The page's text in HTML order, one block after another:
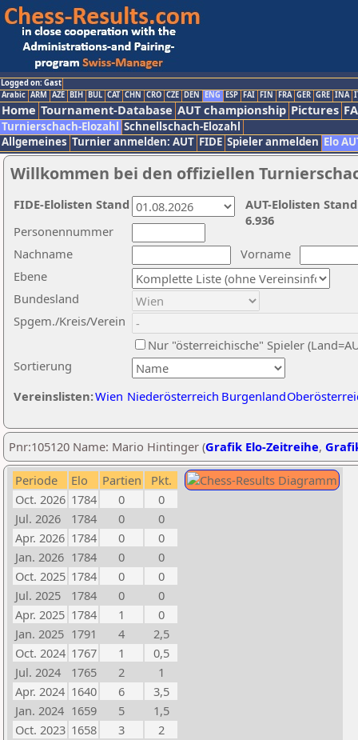
Logged on: Gast
Arabic ARM AZE BIH BUL CAT CHN CRO CZE DEN ENG ESP FAI FIN FRA GER GRE INA
Home Tournament-Database AUT championship Pictures
Turnierschach-Elozahl Schnellschach-Elozahl
Allgemeines Turnier anmelden: AUT FIDE Spieler anmelden Elo
Willkommen bei den offiziellen
Nachname
Vorname
Ebene
Sortierung
Personennummer
Bundesland
Spgem./Kreis/Verein
Nur "österreichische" Spieler
Vereinslisten:Wien Niederösterreich Burgenland
AUT-Elolisten
6.936
FIDE-Elolisten Stand
Pnr:105120 Name: Mario Hintinger (Grafik Elo-Zeitreihe,
Periode Elo Partien
Pkt.
Oct. 2026 1784 0
0
Jul. 2026
1784 0
0
Apr. 2026 1784 0
0
Jan. 2026 1784 0
0
Oct. 2025 1784 0
0
Jul. 2025
1784 0
0
Apr. 2025 1784 1
0
Jan. 2025 1791 4
2,5
Oct. 2024 1767 1
0,5
Jul. 2024
1765 2
1
Apr. 2024 1640 6
3,5
Jan. 2024 1659 5
1,5
Oct. 2023 1658 3
2